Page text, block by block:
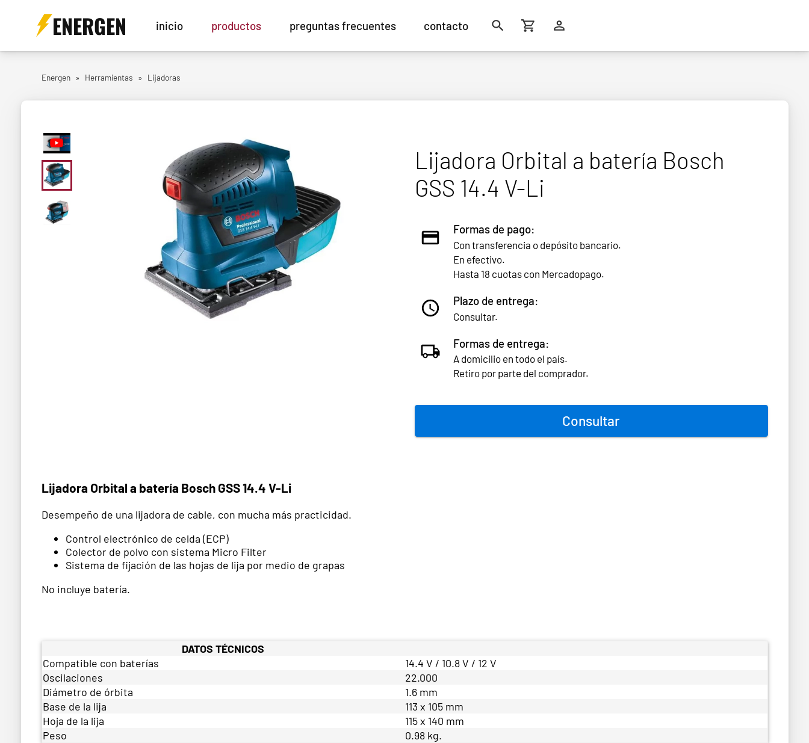
ENERGEN inicio productos preguntas frecuentes contacto
Energen » Herramientas » Lijadoras
Lijadora Orbital a batería Bosch
GSS 14.4 V-Li
Formas de pago:
Con transferencia o depósito bancario.
En efectivo.
Hasta 18 cuotas con Mercadopago.
Plazo de entrega:
Consultar.
Formas de entrega:
A domicilio en todo el país.
Retiro por parte del comprador.
Consultar
Lijadora Orbital a batería Bosch GSS 14.4 V-Li
Desempeño de una lijadora de cable, con mucha más practicidad.
Control electrónico de celda (ECP)
Colector de polvo con sistema Micro Filter
Sistema de fijación de las hojas de lija por medio de grapas
No incluye batería.
DATOS TÉCNICOS
Compatible con baterías
14.4 V / 10.8 V / 12 V
Oscilaciones
22.000
Diámetro de órbita
1.6 mm
Base de la lija
113 x 105 mm
Hoja de la lija
115 x 140 mm
Peso
0.98 kg.